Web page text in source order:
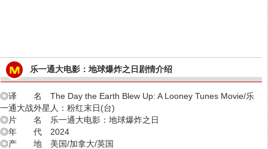
乐一通大电影：地球爆炸之日剧情介绍
◎译 名 The Day the Earth Blew Up: A Looney Tunes Movie/乐
一通大战外星人：粉红末日(台)
◎片 名 乐一通大电影：地球爆炸之日
◎年 代 2024
◎产 地 美国/加拿大/英国